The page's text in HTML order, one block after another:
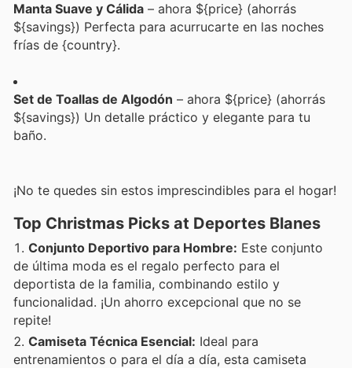
Manta Suave y Cálida – ahora ${price} (ahorrás
${savings}) Perfecta para acurrucarte en las noches
frías de {country}.
Set de Toallas de Algodón – ahora ${price} (ahorrás
${savings}) Un detalle práctico y elegante para tu
baño.
¡No te quedes sin estos imprescindibles para el hogar!
Top Christmas Picks at Deportes Blanes
Conjunto Deportivo para Hombre: Este conjunto
de última moda es el regalo perfecto para el
deportista de la familia, combinando estilo y
funcionalidad. ¡Un ahorro excepcional que no se
repite!
Camiseta Técnica Esencial: Ideal para
entrenamientos o para el día a día, esta camiseta